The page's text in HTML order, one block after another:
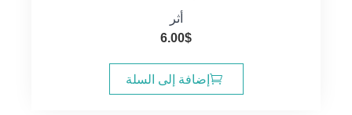
أثر
6.00$
إضافة إلى السلة